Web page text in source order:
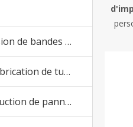
Ligne d'extrusion de bandes de chant en PVC
Machine de fabrication de tuyaux en plastique
Ligne de production de panneaux en PVC